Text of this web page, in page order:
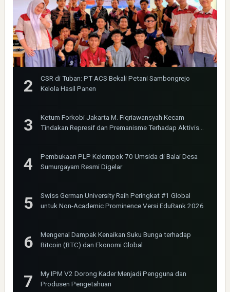
CSR di Tuban: PT ACS Bekali Petani Sambongrejo
Kelola Hasil Panen
Ketum Forkobi Jakarta M. Fiqriawansyah Kecam
Tindakan Represif dan Premanisme Terhadap Aktivis
Pembukaan PLP Kelompok 70 Umsida di Balai Desa
Sumurgayam Resmi Digelar
Swiss German University Raih Peringkat #1 Global
untuk Non-Academic Prominence Versi EduRank 2026
Mengenal Dampak Kenaikan Suku Bunga terhadap
Bitcoin (BTC) dan Ekonomi Global
My IPM V2 Dorong Kader Menjadi Pengguna dan
Produsen Pengetahuan